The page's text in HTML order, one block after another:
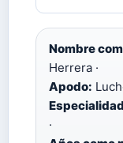
Nombre
Herrera ·
Apodo:
·